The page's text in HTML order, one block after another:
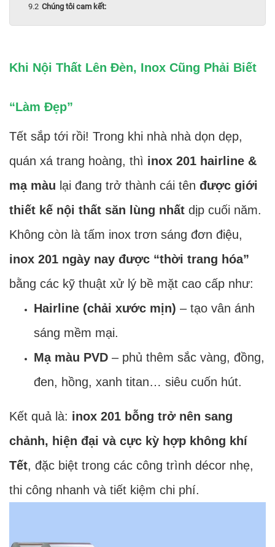
Chúng tôi cam kết:
Khi Nội Thất Lên Đèn, Inox Cũng Phải Biết
“Làm Đẹp”
Tết sắp tới rồi! Trong khi nhà nhà dọn dẹp,
quán xá trang hoàng, thì inox 201 hairline &
mạ màu lại đang trở thành cái tên được giới
thiết kế nội thất săn lùng nhất dịp cuối năm.
Không còn là tấm inox trơn sáng đơn điệu,
inox 201 ngày nay được “thời trang hóa”
bằng các kỹ thuật xử lý bề mặt cao cấp như:
Hairline (chải xước mịn) – tạo vân ánh
sáng mềm mại.
Mạ màu PVD – phủ thêm sắc vàng, đồng,
đen, hồng, xanh titan… siêu cuốn hút.
Kết quả là: inox 201 bỗng trở nên sang
chảnh, hiện đại và cực kỳ hợp không khí
Tết, đặc biệt trong các công trình décor nhẹ,
thi công nhanh và tiết kiệm chi phí.